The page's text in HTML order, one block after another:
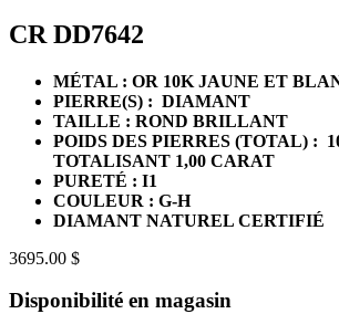
CR DD7642
MÉTAL : OR 10K JAUNE ET
PIERRE(S) : DIAMANT
TAILLE : ROND BRILLANT
POIDS DES PIERRES (TOTAL) :
TOTALISANT 1,00 CARAT
PURETÉ : I1
COULEUR : G-H
DIAMANT NATUREL CERTIFIÉ
3695.00 $
Disponibilité en magasin